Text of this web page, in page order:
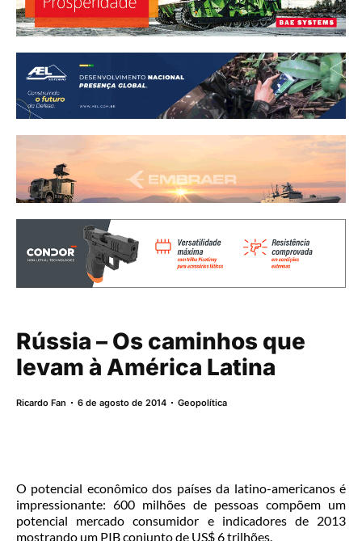
Rússia – Os caminhos que
levam à América Latina
Ricardo Fan 6 de agosto de 2014 Geopolítica
O potencial econômico dos países da latino-americanos é
impressionante: 600 milhões de pessoas compõem um
potencial mercado consumidor e indicadores de 2013
mostrando um PIB conjunto de US$ 6 trilhões.